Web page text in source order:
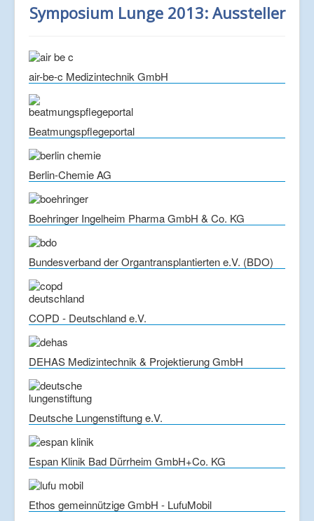
Symposium Lunge 2013: Aussteller
air-be-c Medizintechnik GmbH
Beatmungspflegeportal
Berlin-Chemie AG
Boehringer Ingelheim Pharma GmbH & Co. KG
Bundesverband der Organtransplantierten e.V. (BDO)
COPD - Deutschland e.V.
DEHAS Medizintechnik & Projektierung GmbH
Deutsche Lungenstiftung e.V.
Espan Klinik Bad Dürrheim GmbH+Co. KG
Ethos gemeinnützige GmbH - LufuMobil